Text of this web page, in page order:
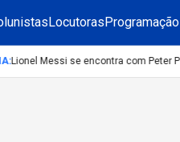
LocutorasProgramação
Messi se encontra com Peter